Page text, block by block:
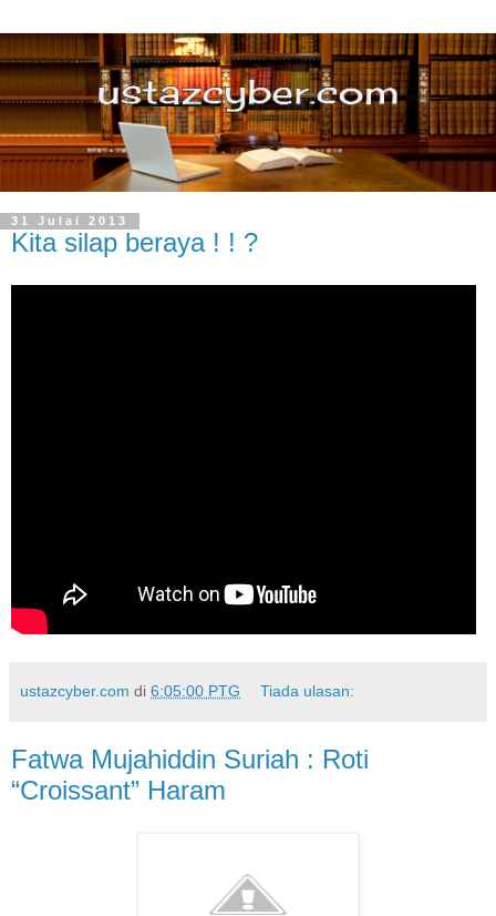
31 Julai 2013
Kita silap beraya ! ! ?
ustazcyber.com di 6:05:00 PTG Tiada ulasan:
Fatwa Mujahiddin Suriah : Roti
“Croissant” Haram